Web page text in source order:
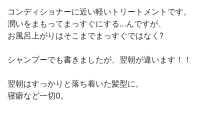
コンディショナーに近い軽いトリートメントです。
潤いをまもってまっすぐにする…んですが、
お風呂上がりはそこまでまっすぐではなく?
シャンプーでも書きましたが、翌朝が違います！！
翌朝はすっかりと落ち着いた髪型に。
寝癖など一切0。